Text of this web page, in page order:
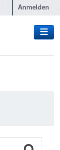
Anmelden